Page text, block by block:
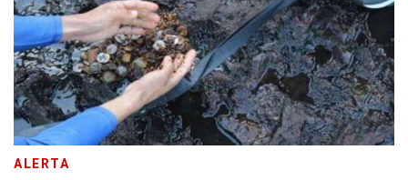
ALERTA